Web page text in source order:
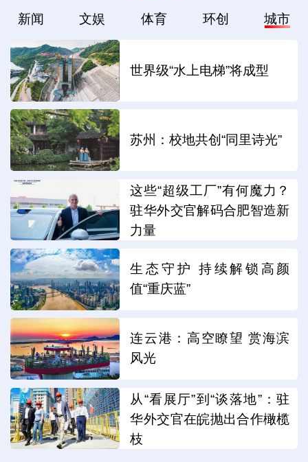
新闻 文娱 体育 环创 城市
世界级“水上电梯”将成型
苏州：校地共创“同里诗光”
这些“超级工厂”有何魔力？
驻华外交官解码合肥智造新
力量
生态守护 持续解锁高颜
值“重庆蓝”
连云港：高空瞭望 赏海滨
风光
从“看展厅”到“谈落地”：驻
华外交官在皖抛出合作橄榄
枝